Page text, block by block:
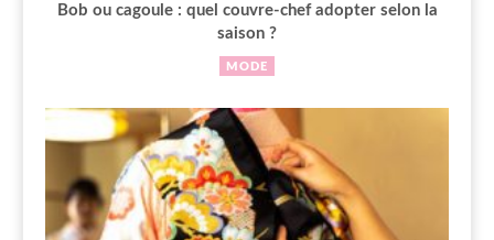
Bob ou cagoule : quel couvre-chef adopter selon la
saison ?
MODE